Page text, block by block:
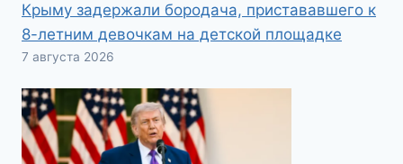
Крыму задержали бородача, пристававшего к
8-летним девочкам на детской площадке
7 августа 2026